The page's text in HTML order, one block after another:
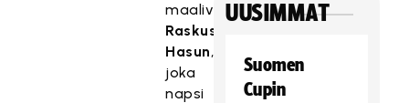
maalivahti
Raskus
Hasun,
joka
napsi
UUSIMMAT
Suomen
Cupin